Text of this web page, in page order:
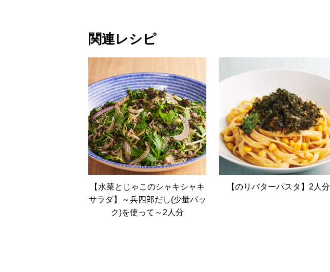
関連レシピ
【水菜とじゃこのシャキシャキ
サラダ】～兵四郎だし(少量パッ
ク)を使って～2人分
【のりバターパスタ】2人分